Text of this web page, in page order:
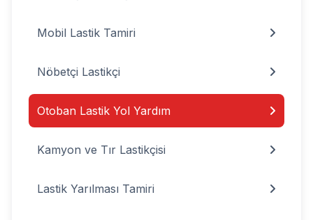
Mobil Lastik Tamiri
Nöbetçi Lastikçi
Otoban Lastik Yol Yardım
Kamyon ve Tır Lastikçisi
Lastik Yarılması Tamiri